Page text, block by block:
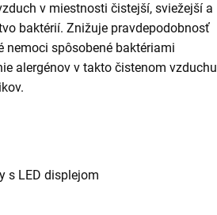
v miestnosti čistejší, sviežejší a
baktérií. Znižuje pravdepodobnosť
nemoci spôsobené baktériami
alergénov v takto čistenom vzduchu
s LED displejom